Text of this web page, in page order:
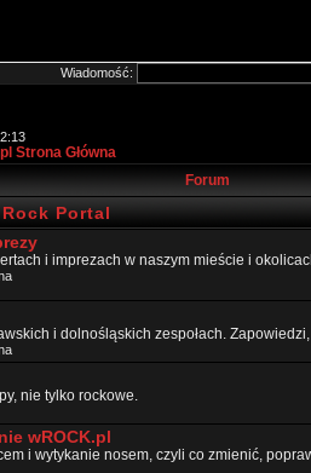
Wiadomość:
Strona Główna
Forum
Portal
i imprezach w naszym mieście i
i dolnośląskich zespołach.
nie tylko rockowe.
wROCK.pl
i wytykanie nosem, czyli co zmienić,